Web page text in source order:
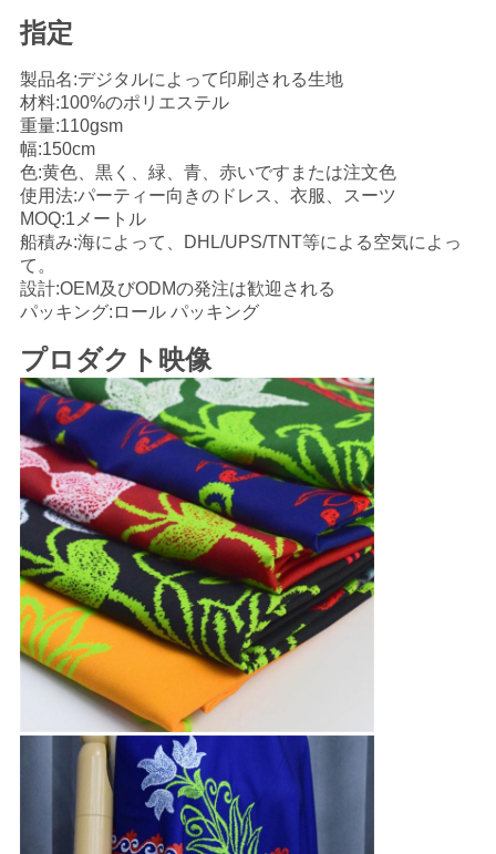
ュ
ー
ス
引
用
を
要
求
し
な
さ
い
地
図
PRIVACY
POLICY
指定
製品名:デジタルによって印刷される生地
材料:100%のポリエステル
重量:110gsm
幅:150cm
色:黄色、黒く、緑、青、赤いですまたは注文色
使用法:パーティー向きのドレス、衣服、スーツ
MOQ:1メートル
船積み:海によって、DHL/UPS/TNT等による空気によっ
て。
設計:OEM及びODMの発注は歓迎される
パッキング:ロール パッキング
プロダクト映像